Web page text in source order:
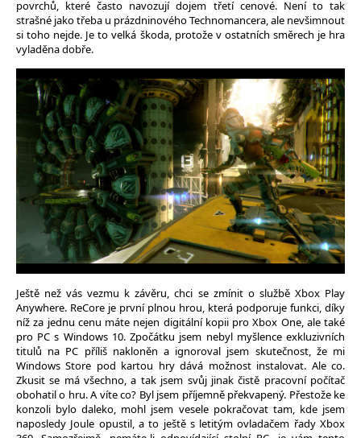
povrchů, které často navozují dojem třetí cenové. Není to tak
strašné jako třeba u prázdninového Technomancera, ale nevšimnout
si toho nejde. Je to velká škoda, protože v ostatních směrech je hra
vyladěna dobře.
Ještě než vás vezmu k závěru, chci se zmínit o službě Xbox Play
Anywhere. ReCore je první plnou hrou, která podporuje funkci, díky
níž za jednu cenu máte nejen digitální kopii pro Xbox One, ale také
pro PC s Windows 10. Zpočátku jsem nebyl myšlence exkluzivních
titulů na PC příliš nakloněn a ignoroval jsem skutečnost, že mi
Windows Store pod kartou hry dává možnost instalovat. Ale co.
Zkusit se má všechno, a tak jsem svůj jinak čistě pracovní počítač
obohatil o hru. A víte co? Byl jsem příjemně překvapený. Přestože ke
konzoli bylo daleko, mohl jsem vesele pokračovat tam, kde jsem
naposledy Joule opustil, a to ještě s letitým ovladačem řady Xbox